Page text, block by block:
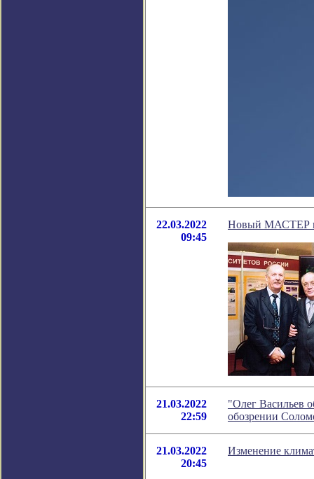
22.03.2022
09:45
Новый МАСТЕР
21.03.2022
22:59
"Олег Васильев
обозрении
21.03.2022
20:45
Изменение